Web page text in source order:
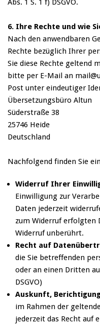
Abs. 1 S. 1 f) DSGVO.
6. Ihre Rechte und wie
Nach den anwendbaren
Rechte bezüglich Ihrer
Sie diese Rechte geltend
bitte per E-Mail an
Post unter eindeutiger
Übersetzungsbüro Altun
Süderstraße 38
25746 Heide
Deutschland
Nachfolgend finden Sie
Widerruf Ihrer
Einwilligung zur
Daten jederzeit
zum Widerruf erfolgten
Widerruf unberührt.
Recht auf
die Sie betreffenden
oder an einen Dritten
DSGVO)
Auskunft,
im Rahmen der
jederzeit das Recht auf